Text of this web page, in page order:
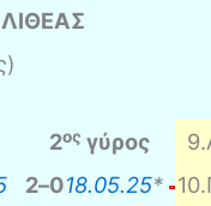
2ος γύρος 9.
2–018.05.25* 10.